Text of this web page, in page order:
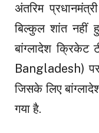
अंतरिम
बिल्कुल शांत नहीं
बांग्लादेश क्रिकेट
Bangladesh)
जिसके लिए
गया है.